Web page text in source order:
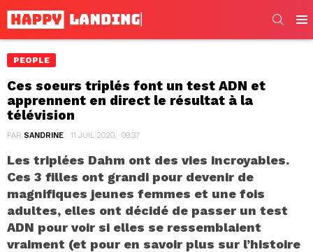
PEOPLE
Ces soeurs triplés font un test ADN et
apprennent en direct le résultat à la
télévision
PAR SANDRINE 11 JUIL 2020, · 09:37
Les triplées Dahm ont des vies incroyables.
Ces 3 filles ont grandi pour devenir de
magnifiques jeunes femmes et une fois
adultes, elles ont décidé de passer un test
ADN pour voir si elles se ressemblaient
vraiment (et pour en savoir plus sur l’histoire